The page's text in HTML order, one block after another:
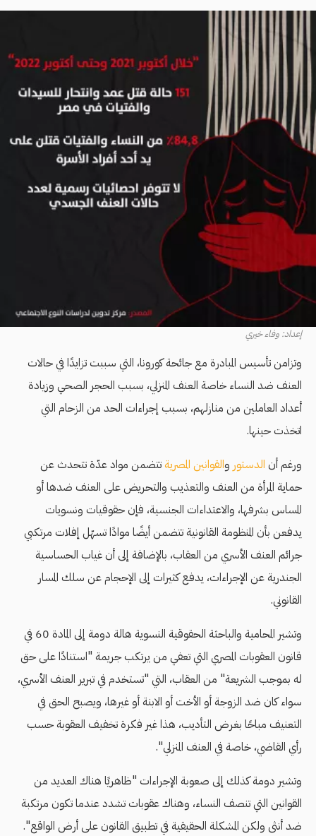
إعداد: وفاء خيري
وتزامن تأسيس المبادرة مع جائحة كورونا، التي سببت تزايدًا في حالات
العنف ضد النساء خاصة العنف المنزلي، بسبب الحجر الصحي وزيادة
أعداد العاملين من منازلهم، بسبب إجراءات الحد من الزحام التي
اتخذت حينها.
ورغم أن الدستور والقوانين المصرية تتضمن مواد عدّة تتحدث عن
حماية المرأة من العنف والتعذيب والتحريض على العنف ضدها أو
المساس بشرفها، والاعتداءات الجنسية، فإن حقوقيات ونسويات
يدفعن بأن المنظومة القانونية تتضمن أيضًا موادًا تسهّل إفلات مرتكبي
جرائم العنف الأسري من العقاب، بالإضافة إلى أن غياب الحساسية
الجندرية عن الإجراءات، يدفع كثيرات إلى الإحجام عن سلك المسار
القانوني.
وتشير المحامية والباحثة الحقوقية النسوية هالة دومة إلى المادة 60 في
قانون العقوبات المصري التي تعفي من يرتكب جريمة "استنادًا على حق
له بموجب الشريعة" من العقاب، التي "تستخدم في تبرير العنف الأسري،
سواء كان ضد الزوجة أو الأخت أو الابنة أو غيرها، ويصبح الحق في
التعنيف مباحًا بغرض التأديب، هذا غير فكرة تخفيف العقوبة حسب
رأي القاضي، خاصة في العنف المنزلي".
وتشير دومة كذلك إلى صعوبة الإجراءات "ظاهريًا هناك العديد من
القوانين التي تنصف النساء، وهناك عقوبات تشدد عندما تكون مرتكبة
ضد أنثى ولكن المشكلة الحقيقية في تطبيق القانون على أرض الواقع".